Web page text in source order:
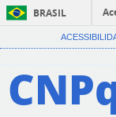
BRASIL